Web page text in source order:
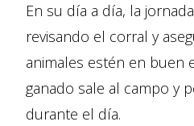
En su día a día, la
revisando el corral y
animales estén en buen
ganado sale al campo y
durante el día.